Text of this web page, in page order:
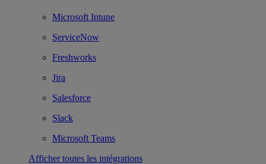
Microsoft Intune
ServiceNow
Freshworks
Jira
Salesforce
Slack
Microsoft Teams
Afficher toutes les intégrations